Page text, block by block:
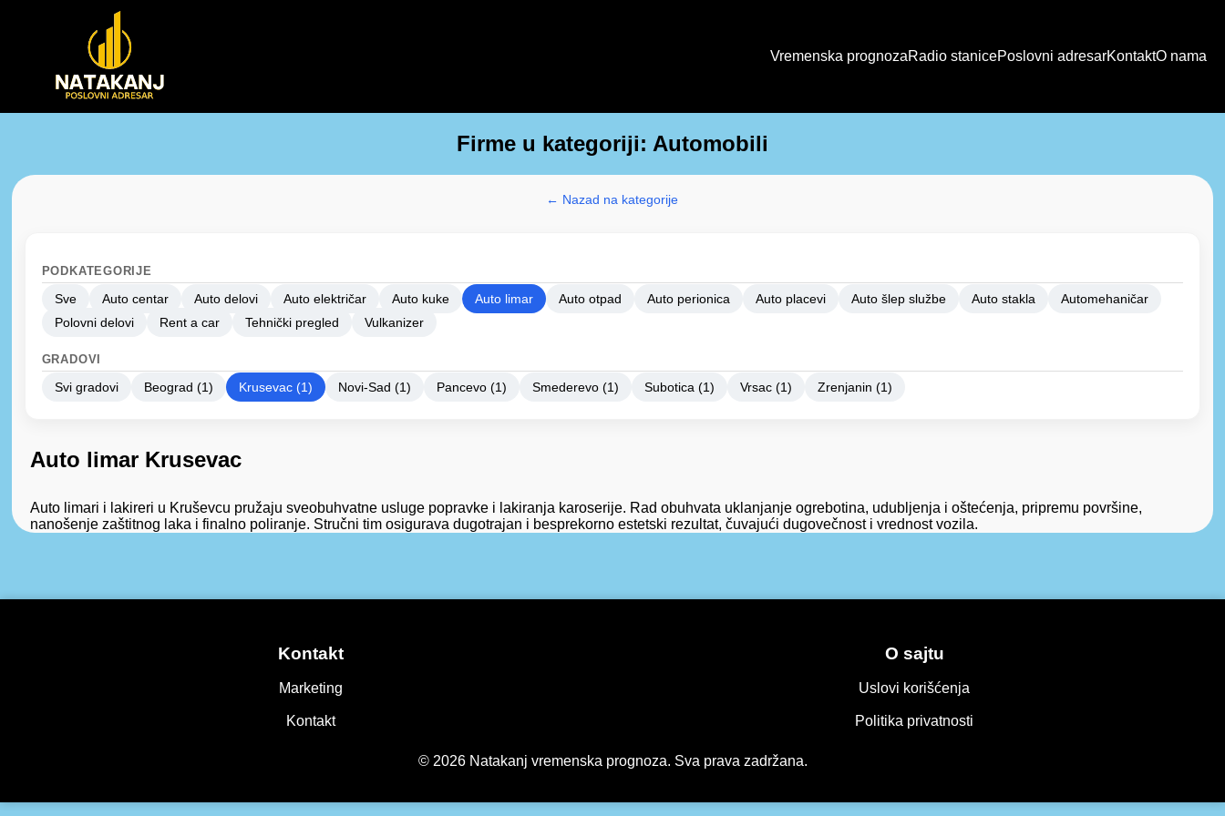
Vremenska prognozaRadio stanicePoslovni adresarKontaktO nama
Firme u kategoriji: Automobili
← Nazad na kategorije
PODKATEGORIJE
Sve Auto centar Auto delovi Auto električar Auto kuke Auto limar Auto otpad Auto perionica Auto placevi Auto šlep službe Auto stakla
Automehaničar
Polovni delovi
Rent a car Tehnički pregled Vulkanizer
GRADOVI
Svi gradovi Beograd (1) Krusevac (1) Novi-Sad (1) Pancevo (1) Smederevo (1) Subotica (1) Vrsac (1) Zrenjanin (1)
Auto limar Krusevac
Auto limari i lakireri u Kruševcu pružaju sveobuhvatne usluge popravke i lakiranja karoserije. Rad obuhvata uklanjanje ogrebotina, udubljenja i oštećenja, pripremu površine,
nanošenje zaštitnog laka i finalno poliranje. Stručni tim osigurava dugotrajan i besprekorno estetski rezultat, čuvajući dugovečnost i vrednost vozila.
Kontakt
Marketing
Kontakt
O sajtu
Uslovi korišćenja
Politika privatnosti
© 2026 Natakanj vremenska prognoza. Sva prava zadržana.